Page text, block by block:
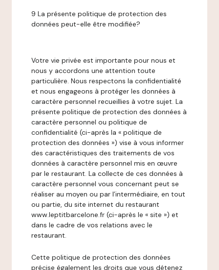
9 La présente politique de protection des
données peut-elle être modifiée?
Votre vie privée est importante pour nous et
nous y accordons une attention toute
particulière. Nous respectons la confidentialité
et nous engageons à protéger les données à
caractère personnel recueillies à votre sujet. La
présente politique de protection des données à
caractère personnel ou politique de
confidentialité (ci-après la « politique de
protection des données ») vise à vous informer
des caractéristiques des traitements de vos
données à caractère personnel mis en œuvre
par le restaurant. La collecte de ces données à
caractère personnel vous concernant peut se
réaliser au moyen ou par l’intermédiaire, en tout
ou partie, du site internet du restaurant
www.leptitbarcelone.fr (ci-après le « site ») et
dans le cadre de vos relations avec le
restaurant.
Cette politique de protection des données
précise également les droits que vous détenez